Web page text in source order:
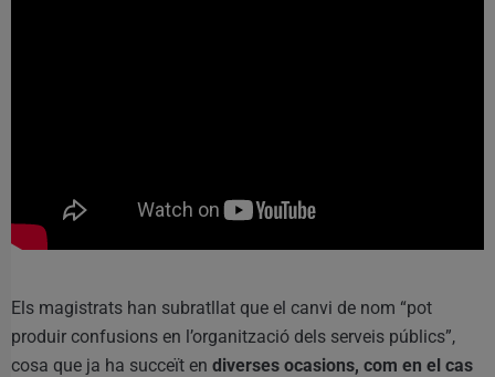
Els magistrats han subratllat que el canvi de nom “pot
produir confusions en l’organització dels serveis públics”,
cosa que ja ha succeït en diverses ocasions, com en el cas